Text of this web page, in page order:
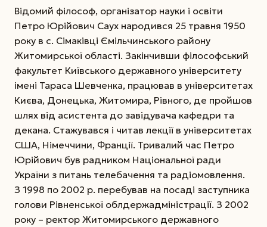
Відомий філософ, організатор науки і освіти
Петро Юрійович Саух народився 25 травня 1950
року в с. Сімаківці Ємільчинського району
Житомирської області. Закінчивши філософський
факультет Київського державного університету
імені Тараса Шевченка, працював в університетах
Києва, Донецька, Житомира, Рівного, де пройшов
шлях від асистента до завідувача кафедри та
декана. Стажувався і читав лекції в університетах
США, Німеччини, Франції. Тривалий час Петро
Юрійович був радником Національної ради
України з питань телебачення та радіомовлення.
З 1998 по 2002 р. перебував на посаді заступника
голови Рівненської облдержадміністрації. З 2002
року – ректор Житомирського державного